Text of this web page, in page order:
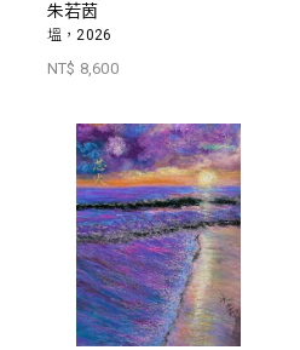
朱若茵
塭，2026
NT$ 8,600